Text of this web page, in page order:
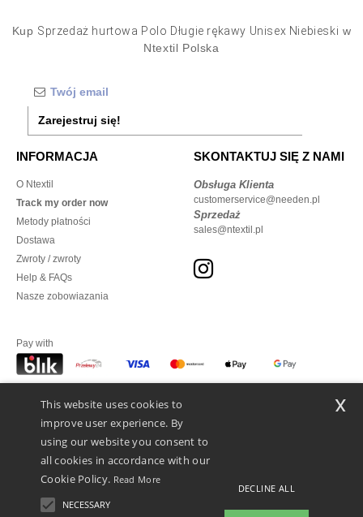
Kup Sprzedaż hurtowa Polo Długie rękawy Unisex Niebieski w
Ntextil Polska
Zarejestruj się!
INFORMACJA
O Ntextil
Track my order now
Metody płatności
Dostawa
Zwroty / zwroty
Help & FAQs
Nasze zobowiazania
SKONTAKTUJ SIĘ Z NAMI
Obsługa Klienta
customerservice@needen.pl
Sprzedaż
sales@ntextil.pl
Pay with
We ship with
This website uses cookies to
improve user experience. By
using our website you consent to
all cookies in accordance with our
Cookie Policy. Read More
NECESSARY
DECLINE ALL
x